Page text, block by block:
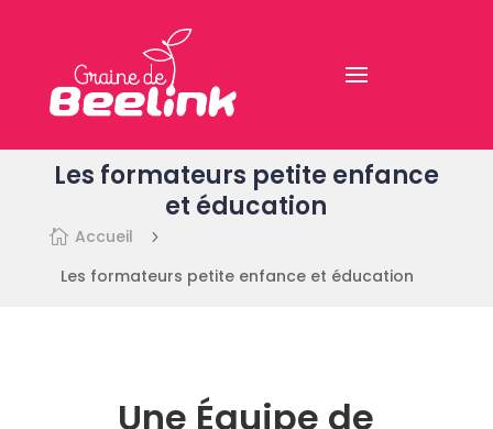
Les formateurs petite enfance
et éducation
 Accueil 5
Les formateurs petite enfance et éducation
Une Équipe de